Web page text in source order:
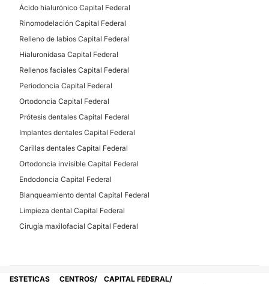
Sí
Ácido hialurónico Capital Federal
Rinomodelación Capital Federal
Relleno de labios Capital Federal
Hialuronidasa Capital Federal
Rellenos faciales Capital Federal
Periodoncia Capital Federal
Ortodoncia Capital Federal
Prótesis dentales Capital Federal
Implantes dentales Capital Federal
Carillas dentales Capital Federal
Ortodoncia invisible Capital Federal
Endodoncia Capital Federal
Blanqueamiento dental Capital Federal
Limpieza dental Capital Federal
Cirugía maxilofacial Capital Federal
ESTETICAS CENTROS
CAPITAL FEDERAL